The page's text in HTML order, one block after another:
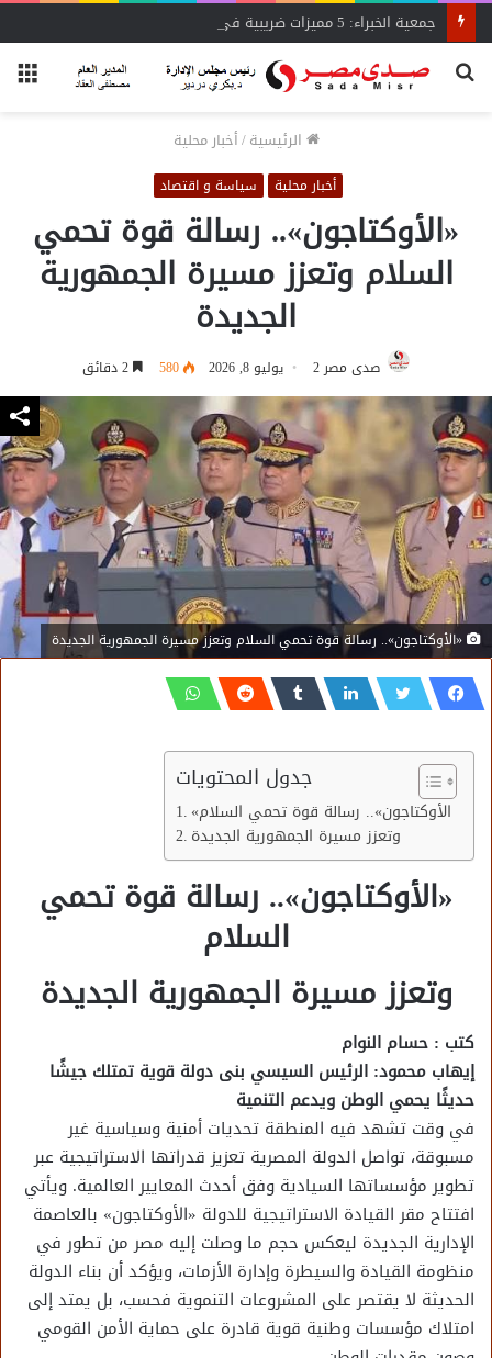
جمعية الخبراء: 5 مميزات ضريبية في مبادرة «مزرعتك في مصر»
بحث
الرئيسية/أخبار محلية
أخبار محلية سياسة و اقتصاد
«الأوكتاجون».. رسالة قوة تحمي
السلام وتعزز مسيرة الجمهورية
الجديدة
صدى مصر 2 يوليو 8, 2026 580
«الأوكتاجون».. رسالة قوة تحمي السلام وتعزز مسيرة الجمهورية الجديدة
جدول المحتويات
«الأوكتاجون».. رسالة قوة تحمي السلام
وتعزز مسيرة الجمهورية الجديدة
«الأوكتاجون».. رسالة قوة تحمي
السلام
وتعزز مسيرة الجمهورية الجديدة
كتب : حسام النوام
إيهاب محمود: الرئيس السيسي بنى دولة قوية تمتلك جيشًا
حديثًا يحمي الوطن ويدعم التنمية
في وقت تشهد فيه المنطقة تحديات أمنية وسياسية غير
مسبوقة، تواصل الدولة المصرية تعزيز قدراتها الاستراتيجية عبر
تطوير مؤسساتها السيادية وفق أحدث المعايير العالمية. ويأتي
افتتاح مقر القيادة الاستراتيجية للدولة «الأوكتاجون» بالعاصمة
الإدارية الجديدة ليعكس حجم ما وصلت إليه مصر من تطور في
منظومة القيادة والسيطرة وإدارة الأزمات، ويؤكد أن بناء الدولة
الحديثة لا يقتصر على المشروعات التنموية فحسب، بل يمتد إلى
امتلاك مؤسسات وطنية قوية قادرة على حماية الأمن القومي